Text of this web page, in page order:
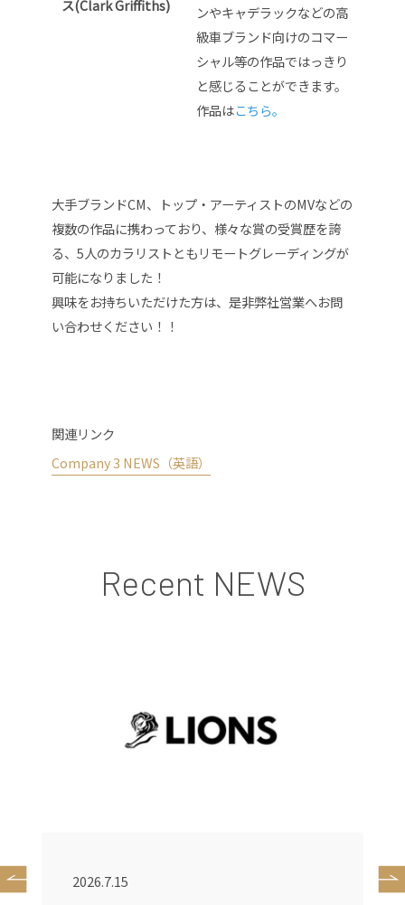
ス(Clark Griffiths)
ンやキャデラックなどの高
級車ブランド向けのコマー
シャル等の作品ではっきり
と感じることができます。
作品はこちら。
大手ブランドCM、トップ・アーティストのMVなどの
複数の作品に携わっており、様々な賞の受賞歴を誇
る、5人のカラリストともリモートグレーディングが
可能になりました！
興味をお持ちいただけた方は、是非弊社営業へお問
い合わせください！！
関連リンク
Company 3 NEWS（英語）
Recent NEWS
2026.7.15